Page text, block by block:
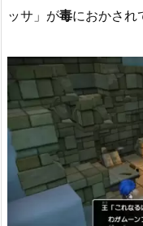
ッサ」が毒におかされ